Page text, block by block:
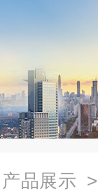
产品展示